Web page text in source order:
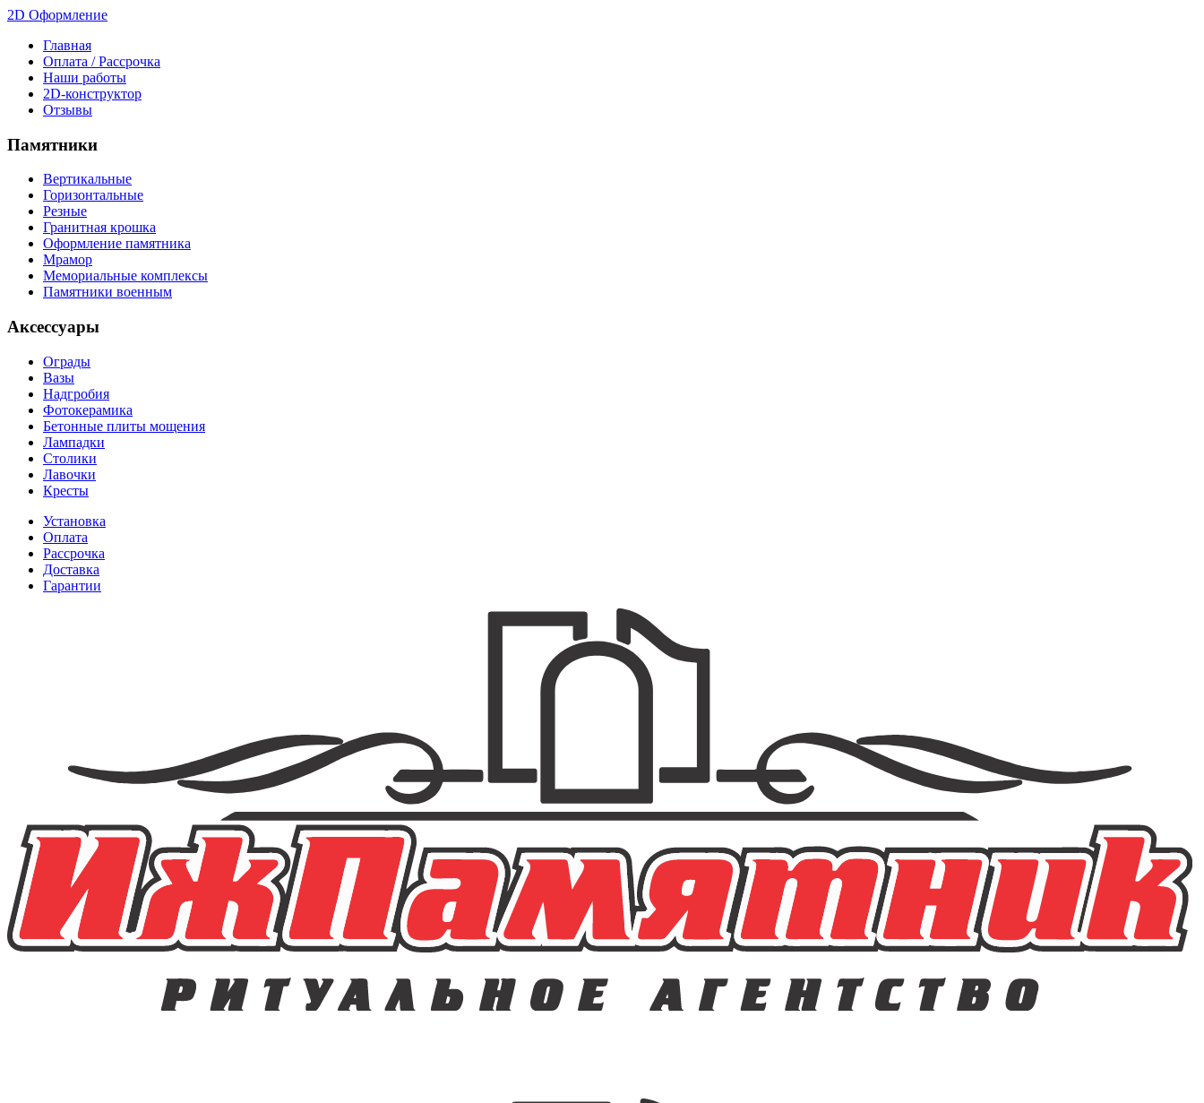
2D Оформление
Главная
Оплата / Рассрочка
Наши работы
2D-конструктор
Отзывы
Памятники
Вертикальные
Горизонтальные
Резные
Гранитная крошка
Оформление памятника
Мрамор
Мемориальные комплексы
Памятники военным
Аксессуары
Ограды
Вазы
Надгробия
Фотокерамика
Бетонные плиты мощения
Лампадки
Столики
Лавочки
Кресты
Установка
Оплата
Рассрочка
Доставка
Гарантии